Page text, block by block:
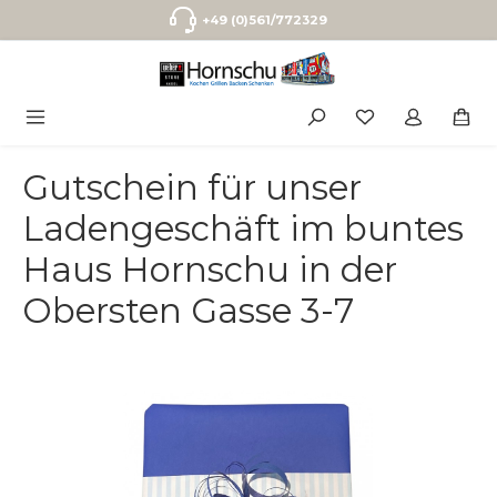
Zum Hauptinhalt springen+49 (0)561/772329
Gutschein für unser
Ladengeschäft im buntes
Haus Hornschu in der
Obersten Gasse 3-7
Bildergalerie überspringen